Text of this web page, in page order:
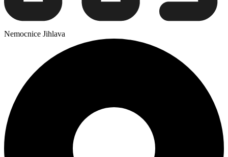
Nemocnice Jihlava